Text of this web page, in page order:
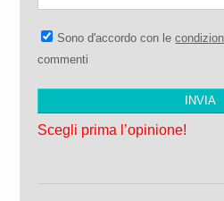
Sono d'accordo con le
commenti
Scegli prima l’opinione!